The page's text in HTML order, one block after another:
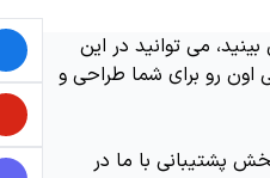
می توانید در این
رو برای شما طراحی و
پشتیبانی با ما در